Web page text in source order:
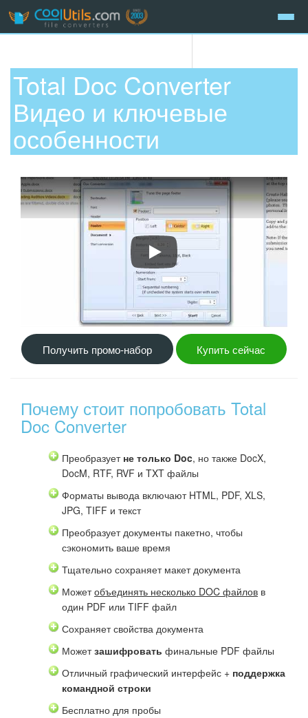
Total Doc Converter
Видео и ключевые
особенности
Total Doc Converter Walkthrough
Получить промо-набор Купить сейчас
Почему стоит попробовать Total
Doc Converter
Преобразует не только Doc, но также DocX,
DocM, RTF, RVF и TXT файлы
Форматы вывода включают HTML, PDF, XLS,
JPG, TIFF и текст
Преобразует документы пакетно, чтобы
сэкономить ваше время
Тщательно сохраняет макет документа
Можетобъединять несколько DOC файлов в
один PDF или TIFF файл
Сохраняет свойства документа
Можетзашифровать финальные PDF файлы
Отличный графический интерфейс + поддержка
командной строки
Бесплатно для пробы